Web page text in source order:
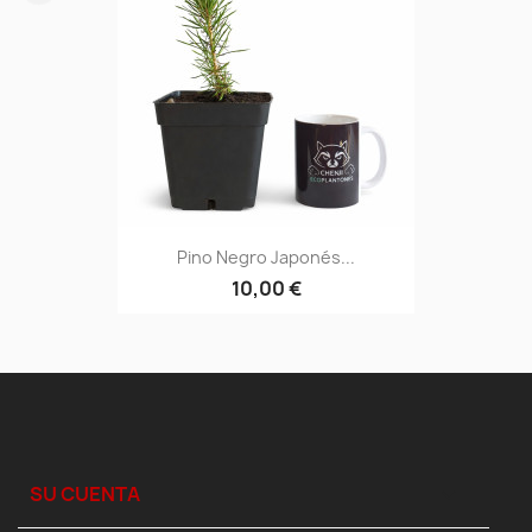
Pino Negro Japonés...
10,00 €
SU CUENTA